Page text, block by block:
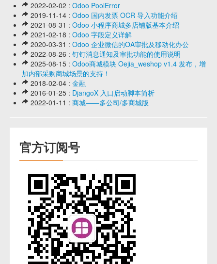
2022-02-02 : Odoo PoolError
2019-11-14 : Odoo 国内发票 OCR 导入功能介绍
2021-08-31 : Odoo 小程序商城多店铺版基本介绍
2021-02-18 : Odoo 字段定义详解
2020-03-31 : Odoo 企业微信的OA审批及移动化办公
2022-08-26 : 钉钉消息通知及审批功能的使用说明
2025-08-15 : Odoo商城模块 Oejia_weshop v1.4 发布，增
加内部采购商城场景的支持！
2018-02-04 : 金融
2016-01-25 : DjangoX 入口启动脚本简析
2022-01-11 : 商城——多公司/多商城版
官方订阅号